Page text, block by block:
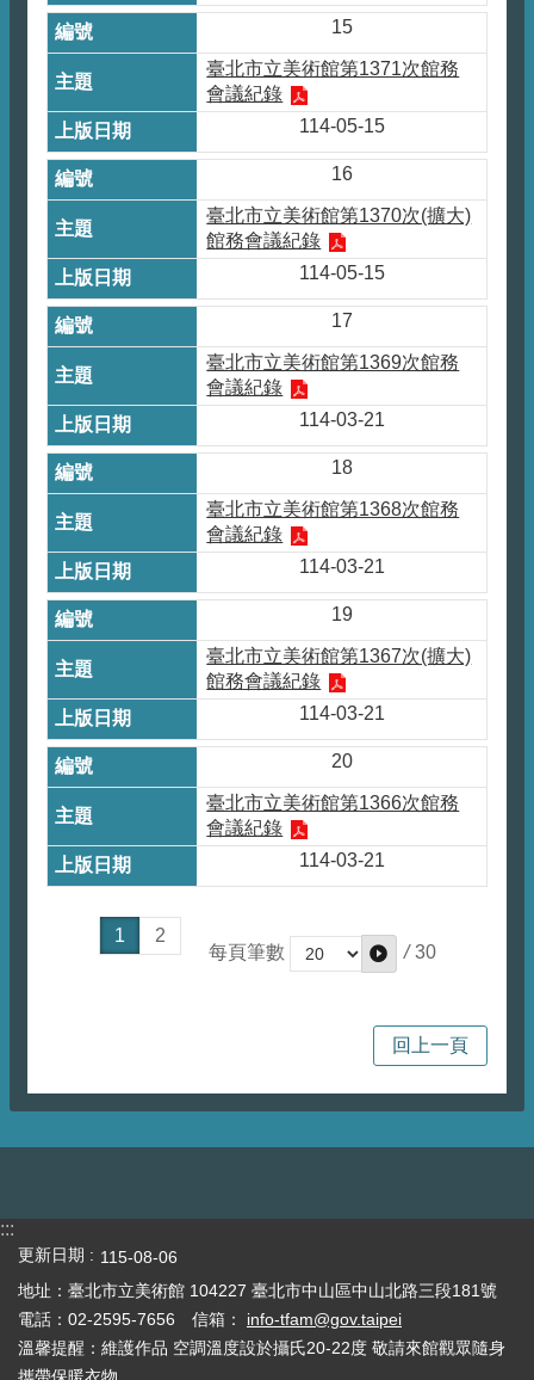
15
臺北市立美術館第1371次館務
會議紀錄
114-05-15
16
臺北市立美術館第1370次(擴大)
館務會議紀錄
114-05-15
17
臺北市立美術館第1369次館務
會議紀錄
114-03-21
18
臺北市立美術館第1368次館務
會議紀錄
114-03-21
19
臺北市立美術館第1367次(擴大)
館務會議紀錄
114-03-21
20
臺北市立美術館第1366次館務
會議紀錄
114-03-21
1
2
每頁筆數
/ 30
回上一頁
:::
更新日期
115-08-06
地址：臺北市立美術館 104227 臺北市中山區中山北路三段181號
電話：02-2595-7656 信箱： info-tfam@gov.taipei
溫馨提醒：維護作品 空調溫度設於攝氏20-22度 敬請來館觀眾隨身